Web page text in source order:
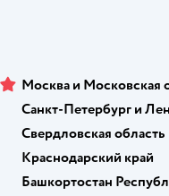
Москва и Московская
Санкт-Петербург и
Свердловская область
Краснодарский край
Башкортостан